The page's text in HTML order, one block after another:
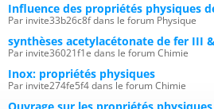
Influence des propriétés physiques
Par invite33b26c8f dans le forum Physique
synthèses acetylacétonate de fer III
Par invite36021f1e dans le forum Chimie
Inox: propriétés physiques
Par invite274fe5f4 dans le forum Chimie